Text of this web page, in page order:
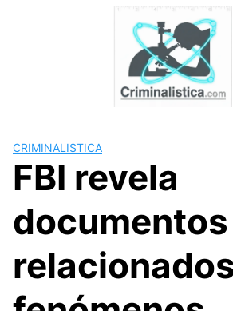
CRIMINALISTICA
FBI revela
documentos